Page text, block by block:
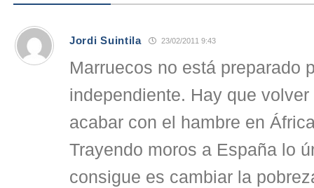
Jordi Suintila 23/02/2011 9:43
Marruecos no está preparado
independiente. Hay que
acabar con el hambre en
Trayendo moros a España lo
consigue es cambiar la